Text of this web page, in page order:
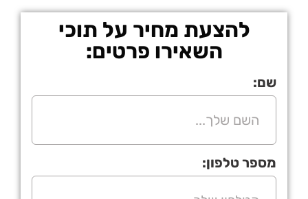
להצעת מחיר על תוכי
השאירו פרטים:
שם:
מספר טלפון: